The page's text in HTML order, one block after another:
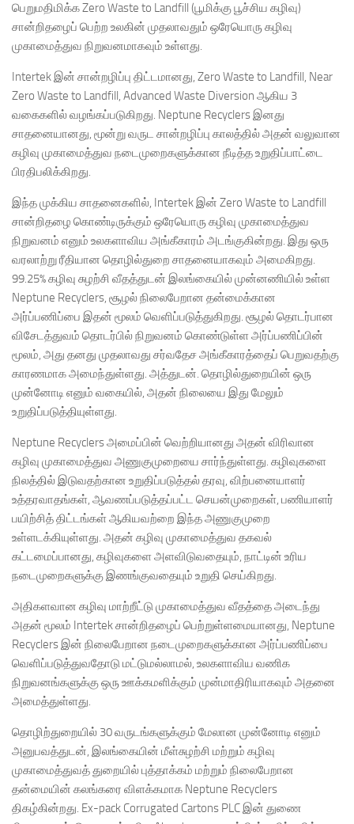
பெறுமதிமிக்க Zero Waste to Landfill (பூமிக்கு பூச்சிய கழிவு)
சான்றிதழைப் பெற்ற உலகின் முதலாவதும் ஒரேயொரு கழிவு
முகாமைத்துவ நிறுவனமாகவும் உள்ளது.
Intertek இன் சான்றழிப்பு திட்டமானது, Zero Waste to Landfill, Near
Zero Waste to Landfill, Advanced Waste Diversion ஆகிய 3
வகைகளில் வழங்கப்படுகிறது. Neptune Recyclers இனது
சாதனையானது, மூன்று வருட சான்றழிப்பு காலத்தில் அதன் வலுவான
கழிவு முகாமைத்துவ நடைமுறைகளுக்கான நீடித்த உறுதிப்பாட்டை
பிரதிபலிக்கிறது.
இந்த முக்கிய சாதனைகளில், Intertek இன் Zero Waste to Landfill
சான்றிதழை கொண்டிருக்கும் ஒரேயொரு கழிவு முகாமைத்துவ
நிறுவனம் எனும் உலகளாவிய அங்கீகாரம் அடங்குகின்றது. இது ஒரு
வரலாற்று ரீதியான தொழில்துறை சாதனையாகவும் அமைகிறது.
99.25% கழிவு சுழற்சி வீதத்துடன் இலங்கையில் முன்னணியில் உள்ள
Neptune Recyclers, சூழல் நிலைபேறான தன்மைக்கான
அர்ப்பணிப்பை இதன் மூலம் வெளிப்படுத்துகிறது. சூழல் தொடர்பான
விசேடத்துவம் தொடர்பில் நிறுவனம் கொண்டுள்ள அர்ப்பணிப்பின்
மூலம், அது தனது முதலாவது சர்வதேச அங்கீகாரத்தைப் பெறுவதற்கு
காரணமாக அமைந்துள்ளது. அத்துடன். தொழில்துறையின் ஒரு
முன்னோடி எனும் வகையில், அதன் நிலையை இது மேலும்
உறுதிப்படுத்தியுள்ளது.
Neptune Recyclers அமைப்பின் வெற்றியானது அதன் விரிவான
கழிவு முகாமைத்துவ அணுகுமுறையை சார்ந்துள்ளது. கழிவுகளை
நிலத்தில் இடுவதற்கான உறுதிப்படுத்தல் தரவு, விற்பனையாளர்
உத்தரவாதங்கள், ஆவணப்படுத்தப்பட்ட செயன்முறைகள், பணியாளர்
பயிற்சித் திட்டங்கள் ஆகியவற்றை இந்த அணுகுமுறை
உள்ளடக்கியுள்ளது. அதன் கழிவு முகாமைத்துவ தகவல்
கட்டமைப்பானது, கழிவுகளை அளவிடுவதையும், நாட்டின் உரிய
நடைமுறைகளுக்கு இணங்குவதையும் உறுதி செய்கிறது.
அதிகளவான கழிவு மாற்றீட்டு முகாமைத்துவ வீதத்தை அடைந்து
அதன் மூலம் Intertek சான்றிதழைப் பெற்றுள்ளமையானது, Neptune
Recyclers இன் நிலைபேறான நடைமுறைகளுக்கான அர்ப்பணிப்பை
வெளிப்படுத்துவதோடு மட்டுமல்லாமல், உலகளாவிய வணிக
நிறுவனங்களுக்கு ஒரு ஊக்கமளிக்கும் முன்மாதிரியாகவும் அதனை
அமைத்துள்ளது.
தொழிற்துறையில் 30 வருடங்களுக்கும் மேலான முன்னோடி எனும்
அனுபவத்துடன், இலங்கையின் மீள்சுழற்சி மற்றும் கழிவு
முகாமைத்துவத் துறையில் புத்தாக்கம் மற்றும் நிலைபேறான
தன்மையின் கலங்கரை விளக்கமாக Neptune Recyclers
திகழ்கின்றது. Ex-pack Corrugated Cartons PLC இன் துணை